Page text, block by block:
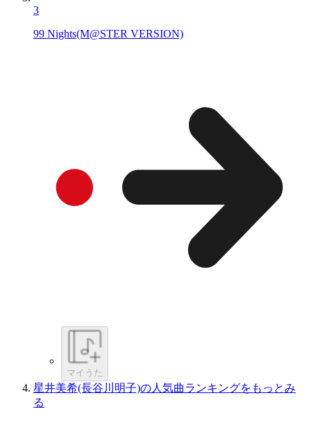
3
99 Nights(M@STER VERSION)
マイうた
星井美希(長谷川明子)の人気曲ランキングをもっとみ
る